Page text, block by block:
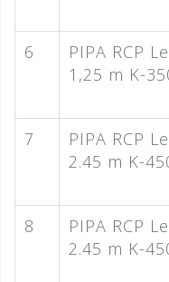
6
PIPA RCP
1,25 m K-
7
PIPA RCP
2.45 m K-
8
PIPA RCP
2.45 m K-